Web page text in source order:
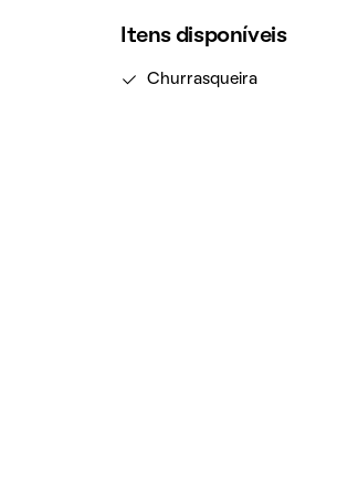
Itens disponíveis
Churrasqueira